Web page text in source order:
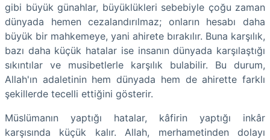
gibi büyük günahlar, büyüklükleri sebebiyle çoğu zaman
dünyada hemen cezalandırılmaz; onların hesabı daha
büyük bir mahkemeye, yani ahirete bırakılır. Buna karşılık,
bazı daha küçük hatalar ise insanın dünyada karşılaştığı
sıkıntılar ve musibetlerle karşılık bulabilir. Bu durum,
Allah'ın adaletinin hem dünyada hem de ahirette farklı
şekillerde tecelli ettiğini gösterir.
Müslümanın yaptığı hatalar, kâfirin yaptığı inkâr
karşısında küçük kalır. Allah, merhametinden dolayı